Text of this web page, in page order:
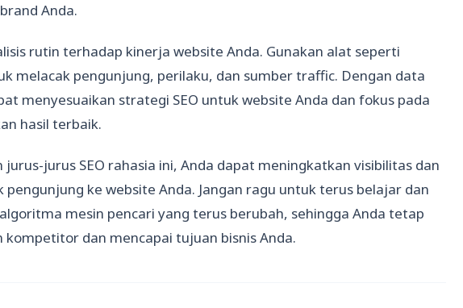
Anda.
rutin terhadap kinerja website Anda. Gunakan alat seperti
melacak pengunjung, perilaku, dan sumber traffic. Dengan data
menyesuaikan strategi SEO untuk website Anda dan fokus pada
hasil terbaik.
jurus SEO rahasia ini, Anda dapat meningkatkan visibilitas dan
pengunjung ke website Anda. Jangan ragu untuk terus belajar dan
mesin pencari yang terus berubah, sehingga Anda tetap
kompetitor dan mencapai tujuan bisnis Anda.